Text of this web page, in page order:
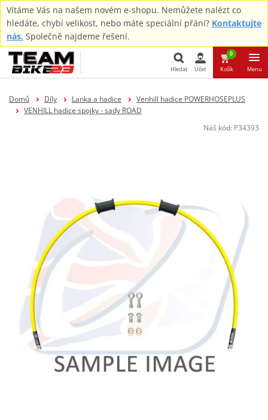
Vítáme Vás na našem novém e-shopu. Nemůžete nalézt co
hledáte, chybí velikost, nebo máte speciální přání? Kontaktujte
nás. Společně najdeme řešení.
Hledat
Hledat Účet
0
Košík Menu
Domů Díly Lanka a hadice
Venhill hadice POWERHOSEPLUS
VENHILL hadice spojky - sady ROAD
Náš kód: P34393